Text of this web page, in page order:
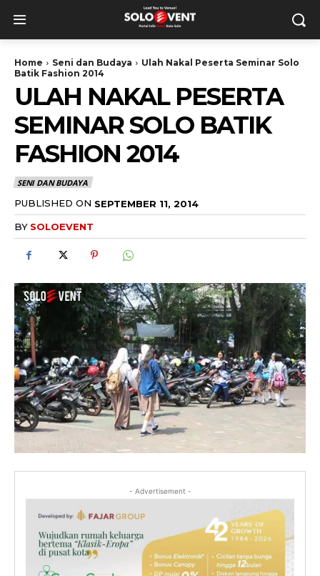
Home Seni dan Budaya
Ulah Nakal Peserta Seminar Solo
Batik Fashion 2014
ULAH NAKAL PESERTA
SEMINAR SOLO BATIK
FASHION 2014
SENI DAN BUDAYA
PUBLISHED ON SEPTEMBER 11, 2014
BY SOLOEVENT
- Advertisement -